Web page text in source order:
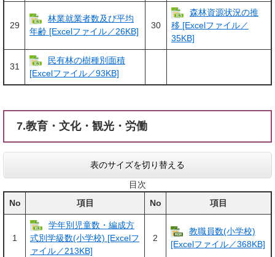
29
林業就業者数及び平均
年齢 [Excelファイル／26KB]
30
森林資源状況の推
移 [Excelファイル／
35KB]
31
民有林の樹種別面積
[Excelファイル／93KB]
7.教育・文化・観光・労働
表のサイズを切り替える
目次
No
項目 No 項目
1
学年別児童数・編成方
式別学級数(小学校) [Excelフ
ァイル／213KB]
2
教職員数(小学校)
[Excelファイル／368KB]